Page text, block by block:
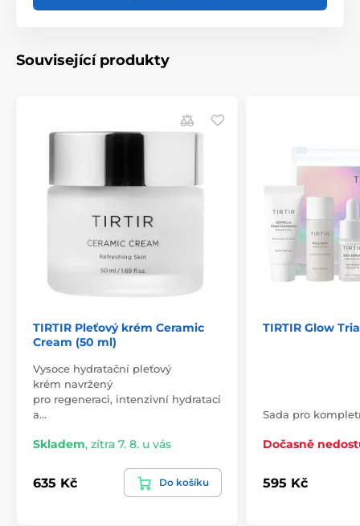
Související produkty
TIRTIR Pleťový krém Ceramic
Cream (50 ml)
Vysoce hydratační pleťový
krém navržený
pro regeneraci, intenzivní hydrataci
a…
Skladem, zítra 7. 8. u vás
635 Kč Do košíku
TIRTIR Glow
Sada pro
Dočasně
595 Kč